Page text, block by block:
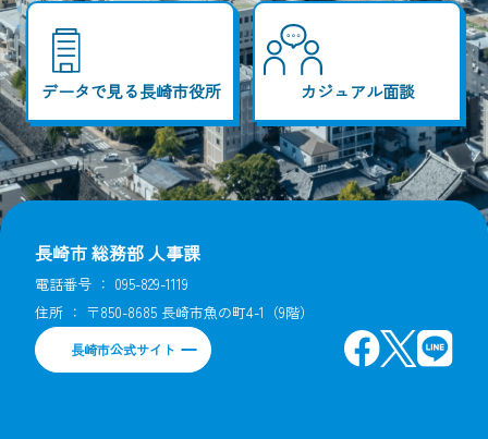
データで見る長崎市役所 カジュアル面談
長崎市 総務部 人事課
電話番号 ： 095-829-1119
住所 ： 〒850-8685 長崎市魚の町4-1（9階）
長崎市公式サイト